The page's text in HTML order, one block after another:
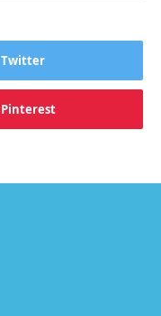
Twitter
Pinterest